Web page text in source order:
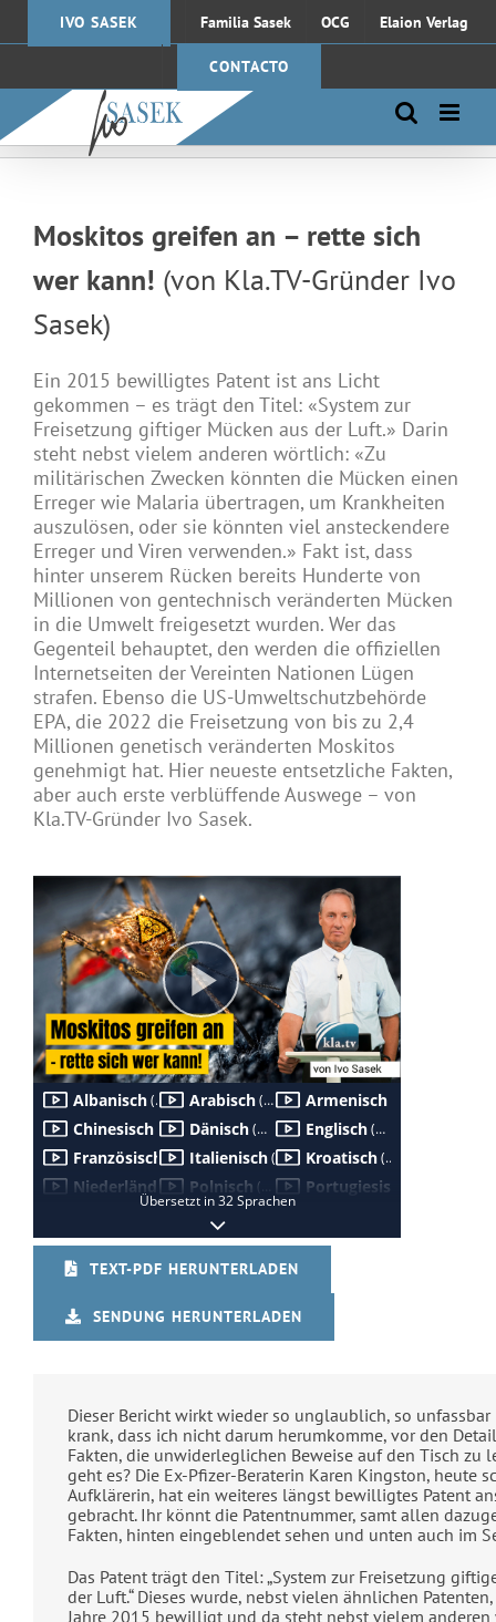
IVO SASEK Familia Sasek OCG Elaion Verlag
CONTACTO
Moskitos greifen an – rette sich
wer kann! (von Kla.TV-Gründer Ivo
Sasek)
Ein 2015 bewilligtes Patent ist ans Licht
gekommen – es trägt den Titel: «System zur
Freisetzung giftiger Mücken aus der Luft.» Darin
steht nebst vielem anderen wörtlich: «Zu
militärischen Zwecken könnten die Mücken einen
Erreger wie Malaria übertragen, um Krankheiten
auszulösen, oder sie könnten viel ansteckendere
Erreger und Viren verwenden.» Fakt ist, dass
hinter unserem Rücken bereits Hunderte von
Millionen von gentechnisch veränderten Mücken
in die Umwelt freigesetzt wurden. Wer das
Gegenteil behauptet, den werden die offiziellen
Internetseiten der Vereinten Nationen Lügen
strafen. Ebenso die US-Umweltschutzbehörde
EPA, die 2022 die Freisetzung von bis zu 2,4
Millionen genetisch veränderten Moskitos
genehmigt hat. Hier neueste entsetzliche Fakten,
aber auch erste verblüffende Auswege – von
Kla.TV-Gründer Ivo Sasek.
TEXT-PDF HERUNTERLADEN
SENDUNG HERUNTERLADEN
Dieser Bericht wirkt wieder so unglaublich, so
krank, dass ich nicht darum herumkomme, vor den
Fakten, die unwiderleglichen Beweise auf den Tisch zu
geht es? Die Ex-Pfizer-Beraterin Karen Kingston, heute
Aufklärerin, hat ein weiteres längst bewilligtes Patent
gebracht. Ihr könnt die Patentnummer, samt allen
Fakten, hinten eingeblendet sehen und unten auch im
Das Patent trägt den Titel: „System zur Freisetzung
der Luft.“ Dieses wurde, nebst vielen ähnlichen
Jahre 2015 bewilligt und da steht nebst vielem